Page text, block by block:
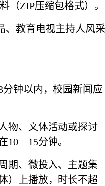
（ZIP压缩包格式）。
、教育电视主持人风采
分钟以内，校园新闻应
物、文体活动或探讨
10—15分钟。
期、微投入、主题集
）上播放，时长不超